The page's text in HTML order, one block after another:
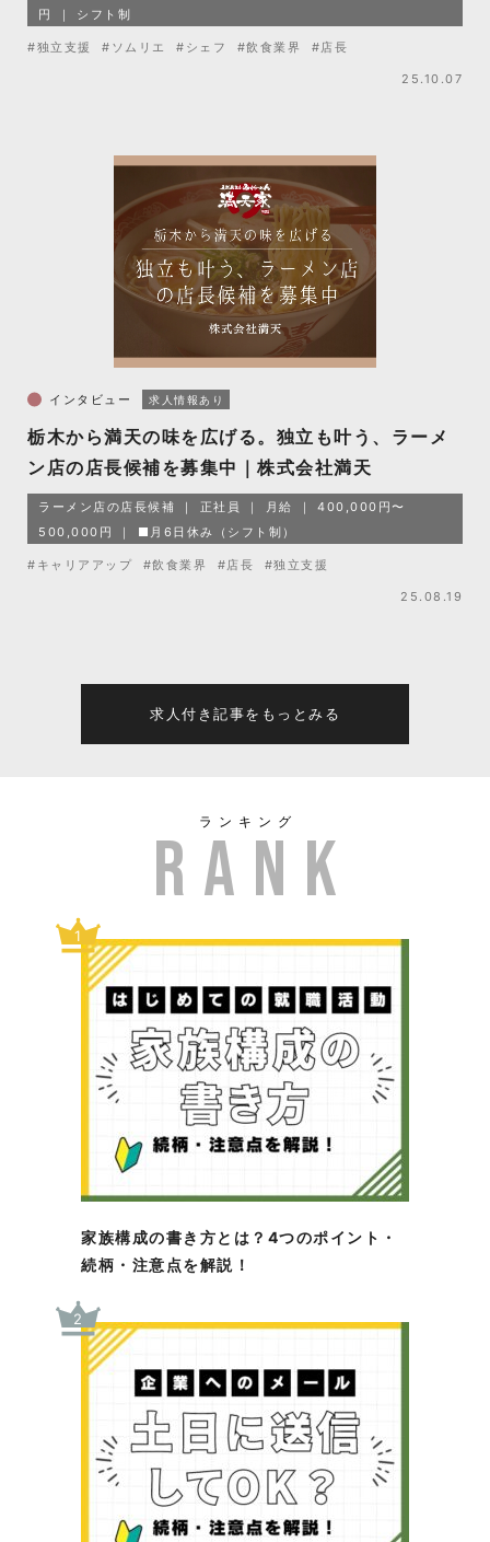
円 シフト制
#独立支援 #ソムリエ #シェフ #飲食業界 #店長
25.10.07
インタビュー 求人情報あり
栃木から満天の味を広げる。独立も叶う、ラーメ
ン店の店長候補を募集中｜株式会社満天
ラーメン店の店長候補 正社員 月給
400,000円〜
500,000円
■月6日休み（シフト制）
#キャリアアップ #飲食業界 #店長 #独立支援
25.08.19
求人付き記事をもっとみる
ランキング
家族構成の書き方とは？4つのポイント・
続柄・注意点を解説！
1
2